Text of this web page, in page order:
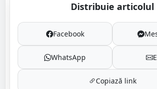
Distribuie articolul
Facebook
WhatsApp
Copiază link